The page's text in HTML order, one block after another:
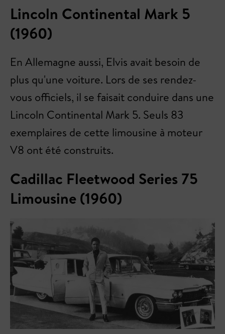
Lincoln Continental Mark 5
(1960)
En Allemagne aussi, Elvis avait besoin de
plus qu'une voiture. Lors de ses rendez-
vous officiels, il se faisait conduire dans une
Lincoln Continental Mark 5. Seuls 83
exemplaires de cette limousine à moteur
V8 ont été construits.
Cadillac Fleetwood Series 75
Limousine (1960)